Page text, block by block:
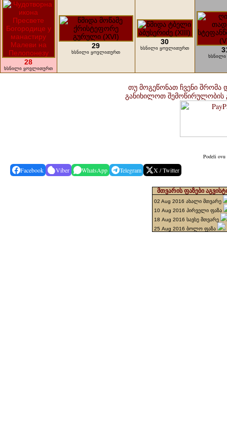
28
ხსნილი ყოვლითურთ
29
ხსნილი ყოვლითურთ
30
ხსნილი ყოვლითურთ
თუ მოგეწონათ ჩვენი შრომა
განიხილოთ შემოწირულობის
Podeli ovu
Facebook Viber WhatsApp Telegram X / Twitter
მთვარის ფაზები
02 Aug 2016 ახალი მთვარე
10 Aug 2016 პირველი ფაზა
18 Aug 2016 სავსე მთვარე
25 Aug 2016 ბოლო ფაზა